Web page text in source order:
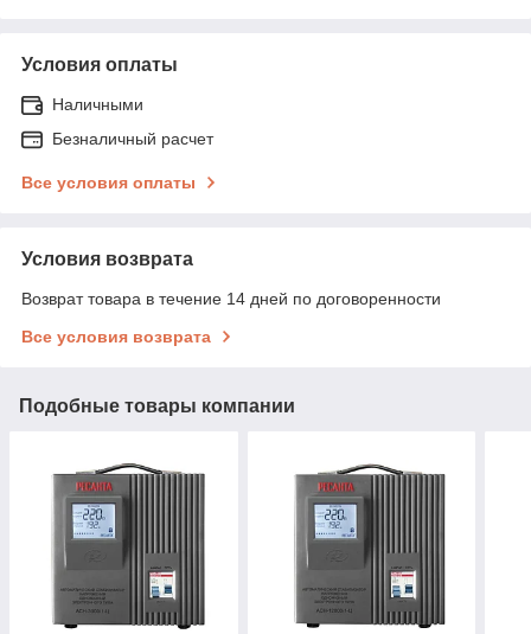
Условия оплаты
Наличными
Безналичный расчет
Все условия оплаты
Условия возврата
Возврат товара в течение 14 дней по договоренности
Все условия возврата
Подобные товары компании